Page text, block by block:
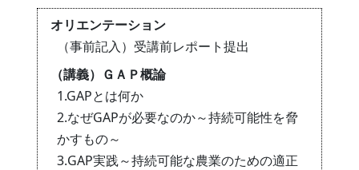
オリエンテーション
（事前記入）受講前レポート提出
（講義）ＧＡＰ概論
1.GAPとは何か
2.なぜGAPが必要なのか～持続可能性を脅
かすもの～
3.GAP実践～持続可能な農業のための適正